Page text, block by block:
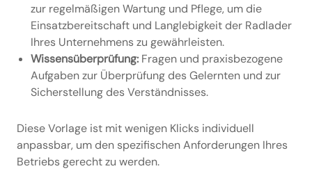
zur regelmäßigen Wartung und Pflege, um die
Einsatzbereitschaft und Langlebigkeit der Radlader
Ihres Unternehmens zu gewährleisten.
Wissensüberprüfung: Fragen und praxisbezogene
Aufgaben zur Überprüfung des Gelernten und zur
Sicherstellung des Verständnisses.
Diese Vorlage ist mit wenigen Klicks individuell
anpassbar, um den spezifischen Anforderungen Ihres
Betriebs gerecht zu werden.